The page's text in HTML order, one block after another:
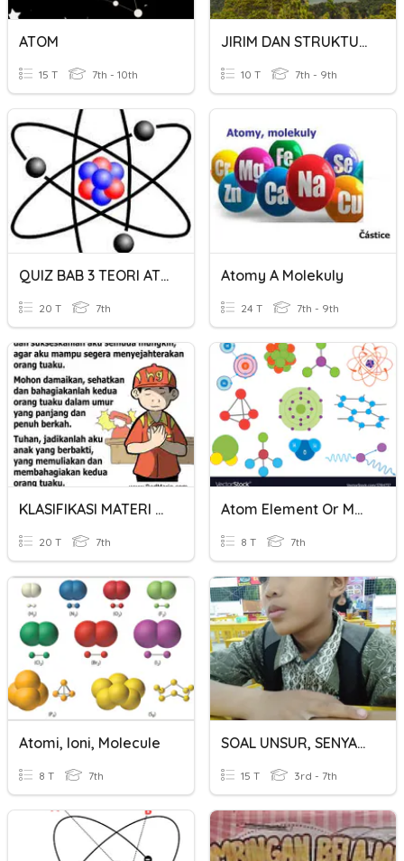
ATOM
15 T 7th - 10th
JIRIM DAN STRUKTUR ATOM
10 T 7th - 9th
QUIZ BAB 3 TEORI ATOM
20 T 7th
Atomy A Molekuly
24 T 7th - 9th
KLASIFIKASI MATERI DAN PERUBAHANNYA
20 T 7th
Atom Element Or Molecule
8 T 7th
Atomi, Ioni, Molecule
8 T 7th
SOAL UNSUR, SENYAWA DAN CAMPURAN
15 T 3rd - 7th